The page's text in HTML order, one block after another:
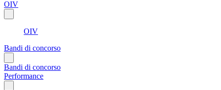
OIV
OIV
Bandi di concorso
Bandi di concorso
Performance